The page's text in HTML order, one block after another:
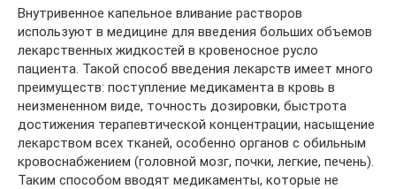
Внутривенное капельное вливание растворов
используют в медицине для введения больших объемов
лекарственных жидкостей в кровеносное русло
пациента. Такой способ введения лекарств имеет много
преимуществ: поступление медикамента в кровь в
неизмененном виде, точность дозировки, быстрота
достижения терапевтической концентрации, насыщение
лекарством всех тканей, особенно органов с обильным
кровоснабжением (головной мозг, почки, легкие, печень).
Таким способом вводят медикаменты, которые не